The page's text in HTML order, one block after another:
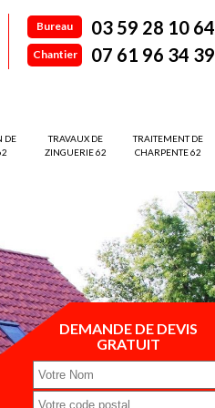
Bureau 03 59 28 10 64
Chantier 07 61 96 34 39
DE
TRAVAUX DE
ZINGUERIE 62
TRAITEMENT DE
CHARPENTE 62
DEMANDE DE DEVIS
GRATUIT